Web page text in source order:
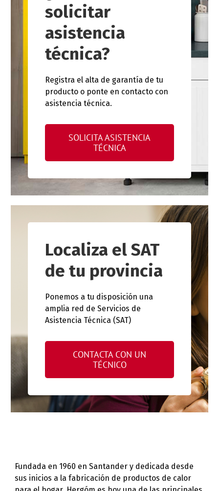
solicitar
asistencia
técnica?
Registra el alta de garantía de tu
producto o ponte en contacto con
asistencia técnica.
SOLICITA ASISTENCIA
TÉCNICA
Localiza el SAT
de tu provincia
Ponemos a tu disposición una
amplia red de Servicios de
Asistencia Técnica (SAT)
CONTACTA CON UN
TÉCNICO
Fundada en 1960 en Santander y dedicada desde
sus inicios a la fabricación de productos de calor